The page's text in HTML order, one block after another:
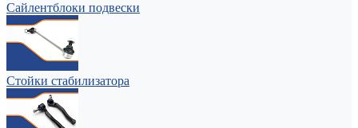
Сайлентблоки подвески
Стойки стабилизатора